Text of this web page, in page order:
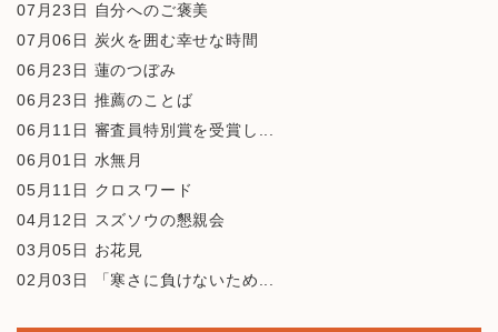
07月23日
自分へのご褒美
07月06日 炭火を囲む幸せな時間
06月23日 蓮のつぼみ
06月23日 推薦のことば
06月11日 審査員特別賞を受賞し...
06月01日 水無月
05月11日 クロスワード
04月12日 スズソウの懇親会
03月05日 お花見
02月03日
「寒さに負けないため...